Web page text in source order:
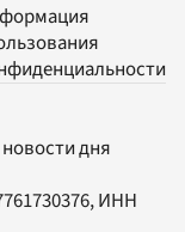
дня
ИНН